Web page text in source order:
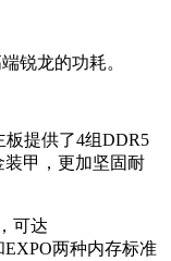
锐龙的功耗。
板提供了4组DDR5
甲，更加坚固耐
可达
两种内存标准